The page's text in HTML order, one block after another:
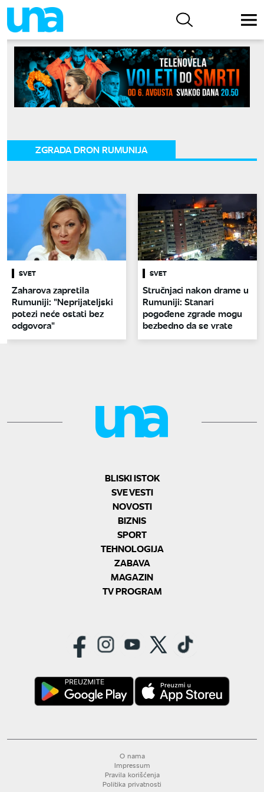
ZGRADA DRON RUMUNIJA
SVET
Zaharova zapretila
Rumuniji: "Neprijateljski
potezi neće ostati bez
odgovora"
SVET
Stručnjaci nakon drame u
Rumuniji: Stanari
pogođene zgrade mogu
bezbedno da se vrate
BLISKI ISTOK
SVE VESTI
NOVOSTI
BIZNIS
SPORT
TEHNOLOGIJA
ZABAVA
MAGAZIN
TV PROGRAM
O nama
Impressum
Pravila korišćenja
Politika privatnosti